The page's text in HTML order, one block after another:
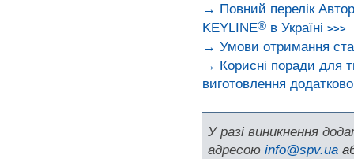
→ Повний перелік
KEYLINE® в Україні >>>
→ Умови отримання
→ Корисні поради для
виготовлення
У разі виникнення
адресою info@spv.ua